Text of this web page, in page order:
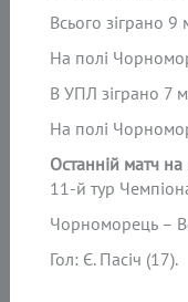
Всього зіграно 9
На полі
В УПЛ зіграно 7
На полі
Останній матч на
11-й тур
Чорноморець –
Гол: Є. Пасіч (17).